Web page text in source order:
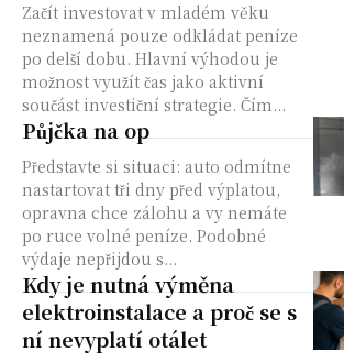
Začít investovat v mladém věku
neznamená pouze odkládat peníze
po delší dobu. Hlavní výhodou je
možnost využít čas jako aktivní
součást investiční strategie. Čím...
Půjčka na op
Představte si situaci: auto odmítne
nastartovat tři dny před výplatou,
opravna chce zálohu a vy nemáte
po ruce volné peníze. Podobné
výdaje nepřijdou s...
Kdy je nutná výměna
elektroinstalace a proč se s
ní nevyplatí otálet